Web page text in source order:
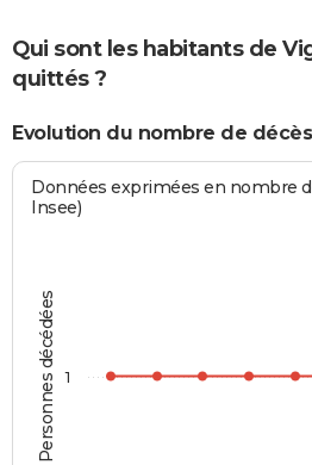
Qui sont les habitants de
quittés ?
Evolution du nombre de
Personnes décédées
Données exprimées en nombre
Insee)
1